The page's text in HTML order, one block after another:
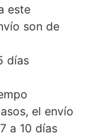
este
son de
días
el envío
a 10 días